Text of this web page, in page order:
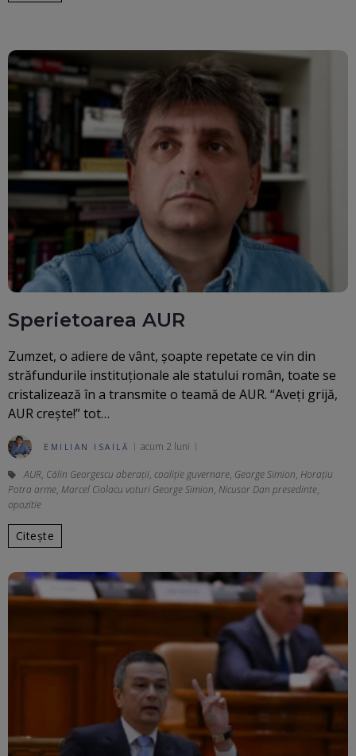
Sperietoarea AUR
Zumzet, o adiere de vânt, șoapte repetate ce vin din
străfundurile instituționale ale statului român, toate se
cristalizează în a transmite o teamă de AUR. “Aveți grijă,
AUR crește!” tot…
EMILIAN ISAILĂ acum 2 luni
AUR, Călin Georgescu aberaţii, coaliție guvernare, George Simion, Horațiu
Potra arme, Marcel Ciolacu voturi George Simion, Nicusor Dan presedinte,
opozitie
Citește